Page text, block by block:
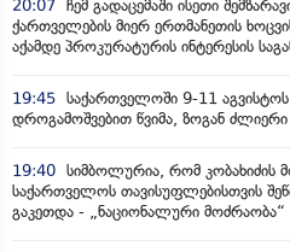
20:07 ჩემ გადაცემაში ისეთი
ქართველების მიერ ერთმანეთის
აქამდე პროკურატურის ინტერესის
19:45 საქართველოში 9-11
დროგამოშვებით წვიმა, ზოგან ძლიერი
19:40 სიმბოლურია, რომ კობახიძის
საქართველოს თავისუფლებისთვის
გაკეთდა - „ნაციონალური მოძრაობა“